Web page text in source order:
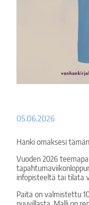
05.06.2026
Hanki omaksesi
Vuoden 2026
infopisteeltä tai tilata
Paita on valmistettu